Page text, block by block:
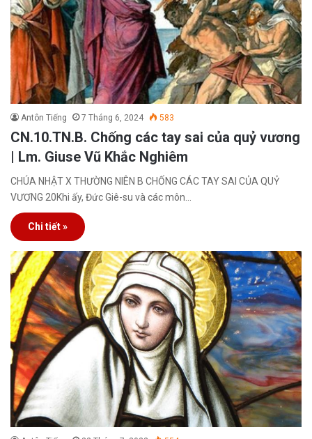
Antôn Tiếng 7 Tháng 6, 2024 583
CN.10.TN.B. Chống các tay sai của quỷ vương
| Lm. Giuse Vũ Khắc Nghiêm
CHÚA NHẬT X THƯỜNG NIÊN B CHỐNG CÁC TAY SAI CỦA QUỶ
VƯƠNG 20Khi ấy, Đức Giê-su và các môn…
Chi tiết »